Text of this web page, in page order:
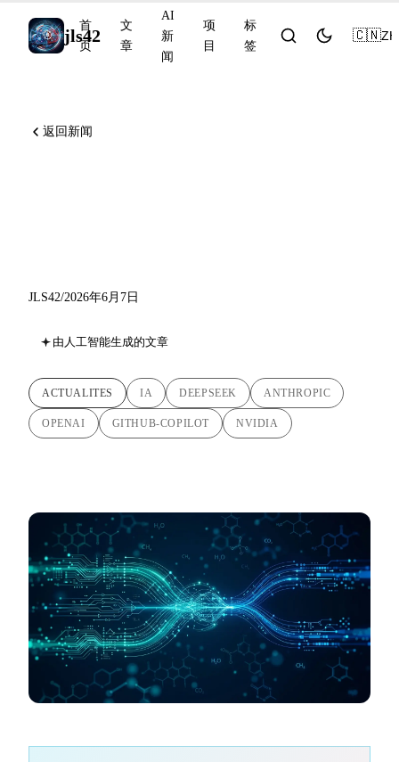
jls42
首
页
文
章
AI
新
闻
项
目
标
签
🇨🇳ZH
返回新闻
JLS42/2026年6月7日
由人工智能生成的文章
ACTUALITES IA DEEPSEEK ANTHROPIC
OPENAI GITHUB-COPILOT NVIDIA